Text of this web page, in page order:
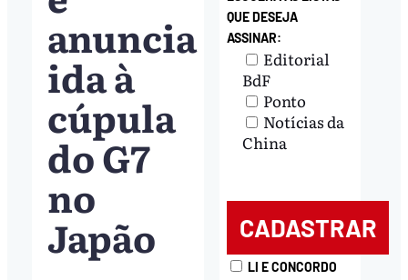
anuncia
ida à
cúpula
do G7
no
Japão
QUE DESEJA
ASSINAR:
Editorial
BdF
Ponto
Notícias da
China
LI E CONCORDO